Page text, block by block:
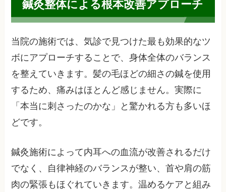
鍼灸整体による根本改善アプローチ
当院の施術では、気診で見つけた最も効果的なツ
ボにアプローチすることで、身体全体のバランス
を整えていきます。髪の毛ほどの細さの鍼を使用
するため、痛みはほとんど感じません。実際に
「本当に刺さったのかな」と驚かれる方も多いほ
どです。
鍼灸施術によって内耳への血流が改善されるだけ
でなく、自律神経のバランスが整い、首や肩の筋
肉の緊張もほぐれていきます。温めるケアと組み